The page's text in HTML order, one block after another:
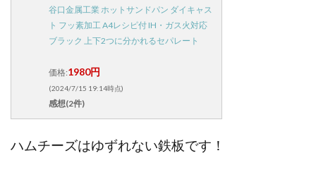
谷口金属工業 ホットサンドパン ダイキャス
ト フッ素加工 A4レシピ付 IH・ガス火対応
ブラック 上下2つに分かれるセパレート
価格:1980円
(2024/7/15 19:14時点)
感想(2件)
ハムチーズはゆずれない鉄板です！